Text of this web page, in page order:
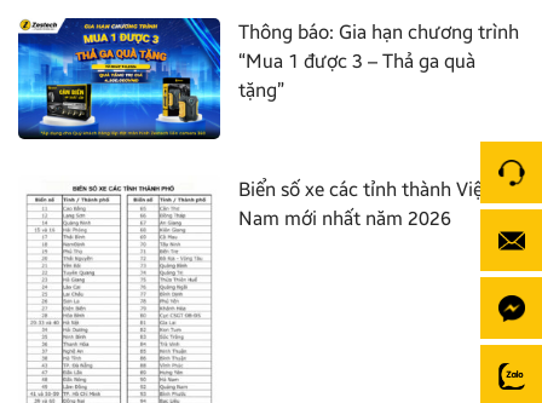
Thông báo: Gia hạn chương trình
“Mua 1 được 3 – Thả ga quà
tặng”
Biển số xe các tỉnh thành Việt
Nam mới nhất năm 2026